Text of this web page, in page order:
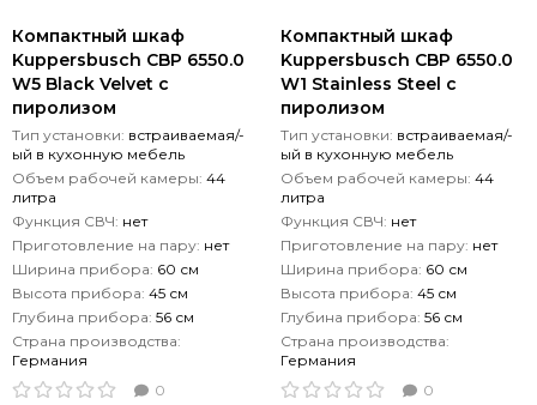
Компактный шкаф
Kuppersbusch CBP 6550.0
W5 Black Velvet с
пиролизом
Тип установки: встраиваемая/-
ый в кухонную мебель
Объем рабочей камеры: 44
литра
Функция СВЧ: нет
Приготовление на пару: нет
Ширина прибора: 60 см
Высота прибора: 45 см
Глубина прибора: 56 см
Страна производства:
Германия
0
Компактный шкаф
Kuppersbusch CBP 6550.0
W1 Stainless Steel с
пиролизом
Тип установки: встраиваемая/-
ый в кухонную мебель
Объем рабочей камеры: 44
литра
Функция СВЧ: нет
Приготовление на пару: нет
Ширина прибора: 60 см
Высота прибора: 45 см
Глубина прибора: 56 см
Страна производства:
Германия
0